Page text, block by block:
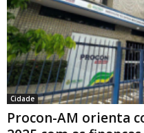
Cidade
Procon-AM orienta